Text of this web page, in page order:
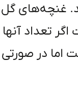
غنچه‌های
اگر تعداد
اما در